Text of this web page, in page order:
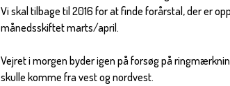
Vi skal tilbage til 2016 for at finde forårstal, der er
månedsskiftet marts/april.
Vejret i morgen byder igen på forsøg på
skulle komme fra vest og nordvest.